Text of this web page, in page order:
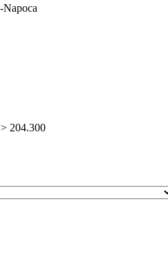
Napoca
> 204.300